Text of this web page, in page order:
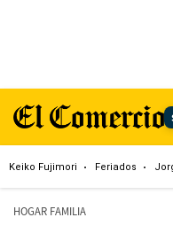
Keiko Fujimori Feriados
HOGAR FAMILIA